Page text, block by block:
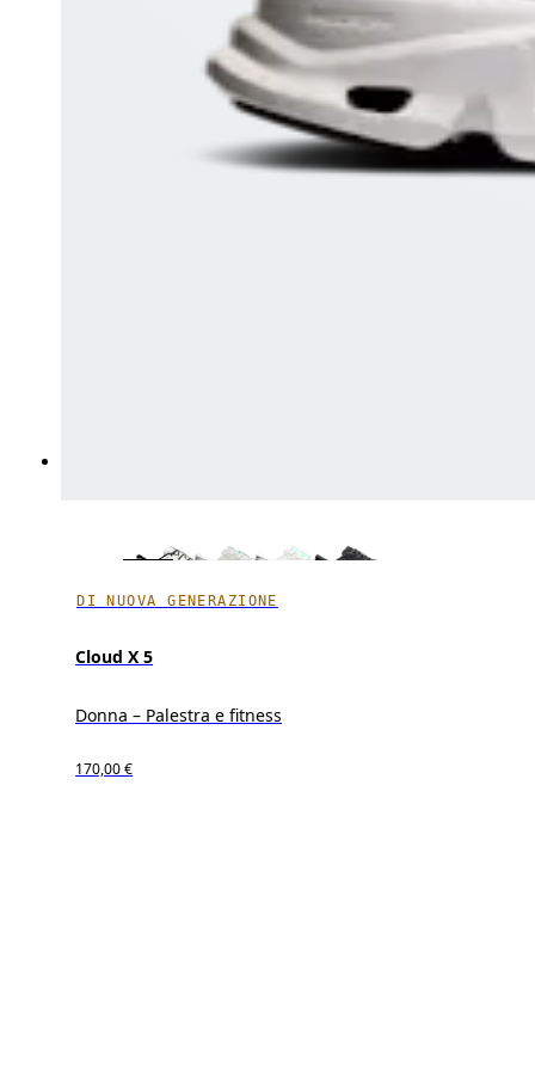
DI NUOVA GENERAZIONE
Cloud X 5
Donna – Palestra e fitness
170,00 €